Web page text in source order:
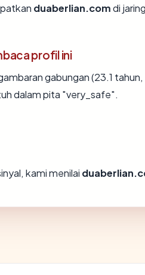
duaberlian.comdi
profil ini
gabungan (23.1
dalam pita "very_safe".
kami menilai